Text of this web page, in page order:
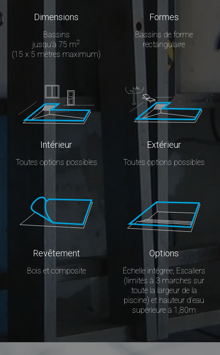
Dimensions
Bassins
jusqu’à 75 m2
(15 x 5 mètres maximum)
Formes
Bassins de forme
rectangulaire
Intérieur
Toutes options possibles
Extérieur
Toutes options possibles
Revêtement
Bois et composite
Options
Échelle intégrée, Escaliers
(limités à 3 marches sur
toute la largeur de la
piscine) et hauteur d’eau
supérieure à 1,80m